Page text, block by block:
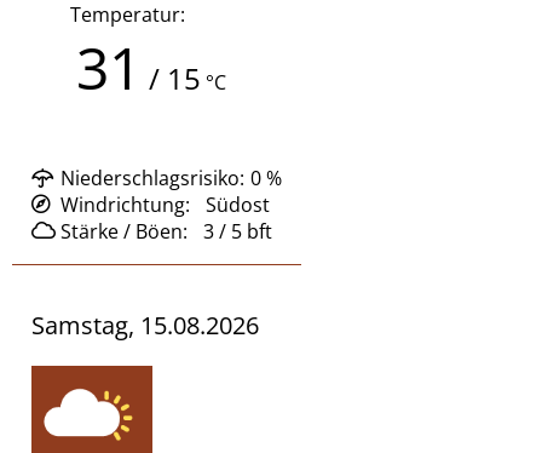
Temperatur:
31 / 15 °C
Niederschlagsrisiko: 0%
Stärke / Böen:
3 / 5 bft
Windrichtung: Südost
Samstag, 15.08.2026